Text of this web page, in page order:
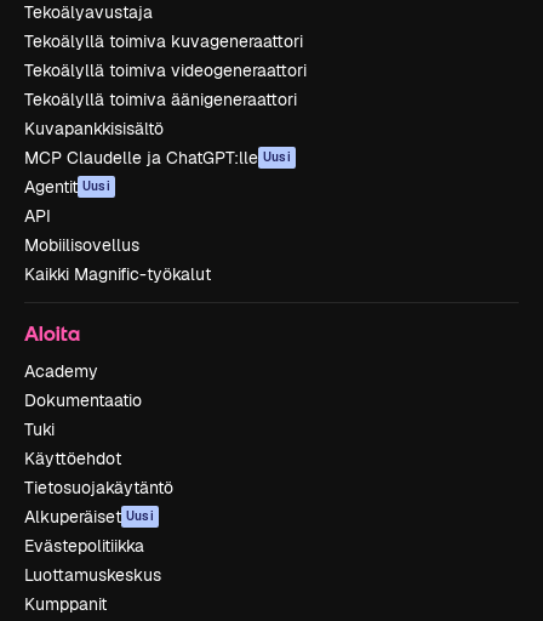
Tekoälyavustaja
Tekoälyllä toimiva kuvageneraattori
Tekoälyllä toimiva videogeneraattori
Tekoälyllä toimiva äänigeneraattori
Kuvapankkisisältö
MCP Claudelle ja ChatGPT:lle Uusi
Agentit Uusi
API
Mobiilisovellus
Kaikki Magnific-työkalut
Aloita
Academy
Dokumentaatio
Tuki
Käyttöehdot
Tietosuojakäytäntö
Alkuperäiset Uusi
Evästepolitiikka
Luottamuskeskus
Kumppanit